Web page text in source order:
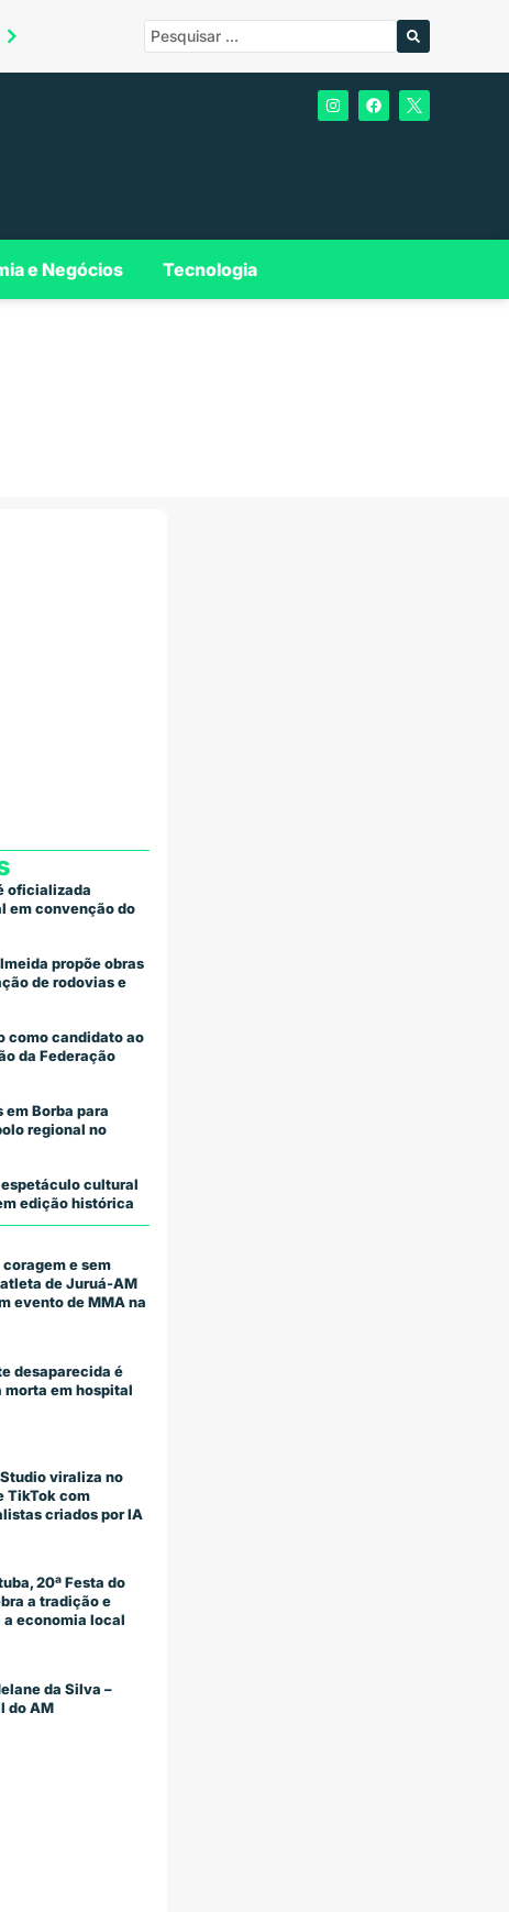
e Negócios Tecnologia
oficializada
em convenção do
propõe obras
de rodovias e
como candidato ao
da Federação
Borba para
regional no
cultural
edição histórica
coragem e sem
de Juruá-AM
evento de MMA na
desaparecida é
morta em hospital
viraliza no
TikTok com
criados por IA
20ª Festa do
a tradição e
economia local
da Silva –
do AM